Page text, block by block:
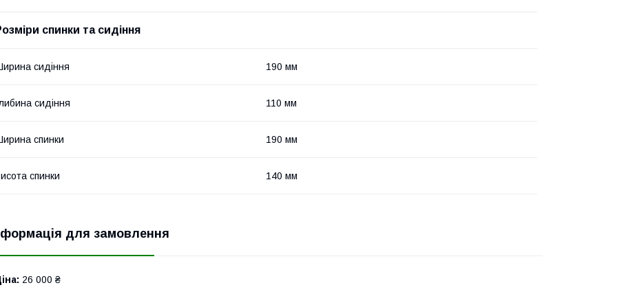
спинки та сидіння
сидіння 190 мм
сидіння 110 мм
спинки 190 мм
спинки 140 мм
для замовлення
26 000 ₴